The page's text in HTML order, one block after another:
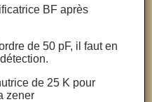
BF après
de 50 pF, il faut en
de 25 K pour
zener